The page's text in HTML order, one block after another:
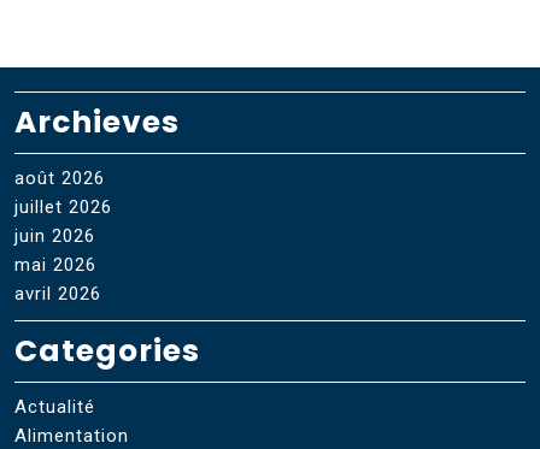
Archieves
août 2026
juillet 2026
juin 2026
mai 2026
avril 2026
Categories
Actualité
Alimentation